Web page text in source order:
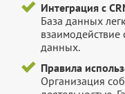
Интеграция с
База данных
данных.
Правила
Организация